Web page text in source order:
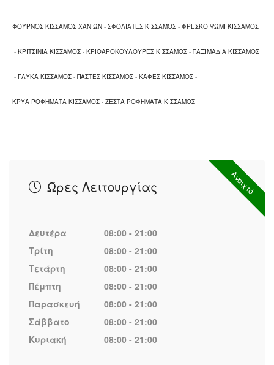
κρύο ρόφημα.
ΦΟΥΡΝΟΣ ΚΙΣΣΑΜΟΣ ΧΑΝΙΩΝ - ΣΦΟΛΙΑΤΕΣ ΚΙΣΣΑΜΟΣ - ΦΡΕΣΚΟ ΨΩΜΙ ΚΙΣΣΑΜΟΣ
- ΚΡΙΤΣΙΝΙΑ ΚΙΣΣΑΜΟΣ - ΚΡΙΘΑΡΟΚΟΥΛΟΥΡΕΣ ΚΙΣΣΑΜΟΣ - ΠΑΞΙΜΑΔΙΑ ΚΙΣΣΑΜΟΣ
- ΓΛΥΚΑ ΚΙΣΣΑΜΟΣ - ΠΑΣΤΕΣ ΚΙΣΣΑΜΟΣ - ΚΑΦΕΣ ΚΙΣΣΑΜΟΣ -
ΚΡΥΑ ΡΟΦΗΜΑΤΑ ΚΙΣΣΑΜΟΣ - ΖΕΣΤΑ ΡΟΦΗΜΑΤΑ ΚΙΣΣΑΜΟΣ
Ανοιχτό
Ώρες Λειτουργίας
Δευτέρα
08:00 - 21:00
Τρίτη
08:00 - 21:00
Τετάρτη
08:00 - 21:00
Πέμπτη
08:00 - 21:00
Παρασκευή
08:00 - 21:00
Σάββατο
08:00 - 21:00
Κυριακή
08:00 - 21:00